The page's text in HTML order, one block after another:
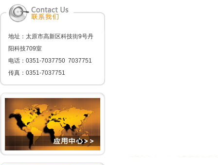
地址：太原市高新区科技街9号丹
阳科技709室
电话：0351-7037750 7037751
传真：0351-7037751